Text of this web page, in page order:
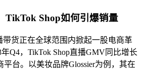
TikTok Shop如何引爆销量
带货正在全球范围内掀起一股电商革
Q4，TikTok Shop直播GMV同比增长
平台。以美妆品牌Glossier为例，其在